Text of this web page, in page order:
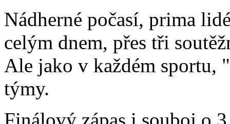
Nádherné počasí, prima
celým dnem, přes tři
Ale jako v každém sportu,
týmy.